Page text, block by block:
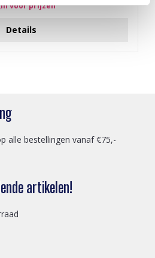
voor prijzen
Details
alle bestellingen vanaf €75,-
artikelen!